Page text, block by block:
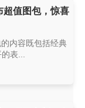
值图包，惊喜
内容既包括经典
表...